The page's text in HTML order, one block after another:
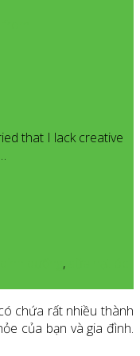
that I lack creative
,
chứa rất nhiều thành
của bạn và gia đình.